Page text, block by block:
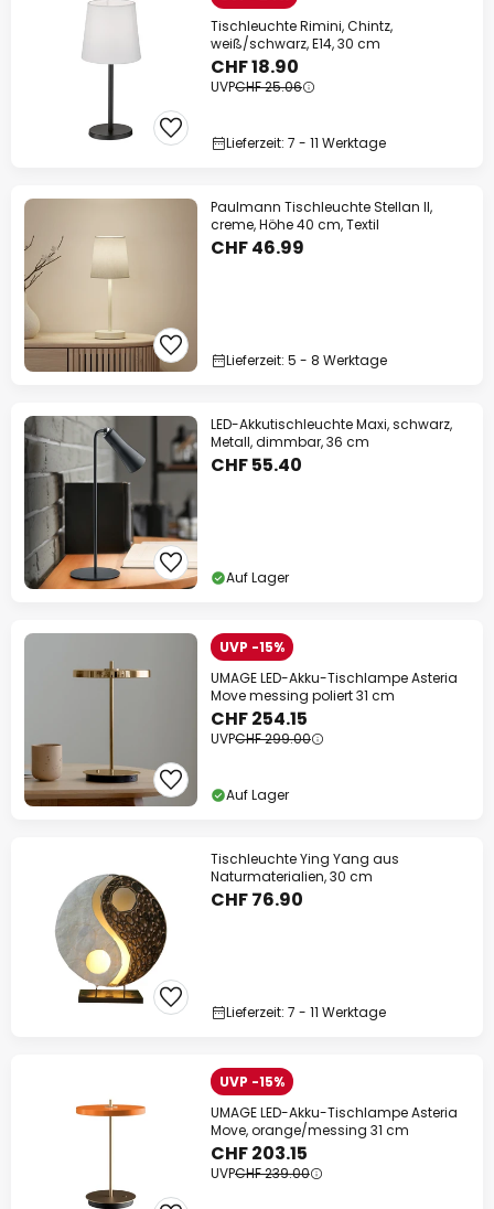
Tischleuchte Rimini, Chintz,
weiß/schwarz, E14, 30 cm
CHF 18.90
UVPCHF 25.06
Lieferzeit: 7 - 11 Werktage
Paulmann Tischleuchte Stellan II,
creme, Höhe 40 cm, Textil
CHF 46.99
Lieferzeit: 5 - 8 Werktage
LED-Akkutischleuchte Maxi, schwarz,
Metall, dimmbar, 36 cm
CHF 55.40
Auf Lager
UVP -15%
UMAGE LED-Akku-Tischlampe Asteria
Move messing poliert 31 cm
CHF 254.15
UVPCHF 299.00
Auf Lager
Tischleuchte Ying Yang aus
Naturmaterialien, 30 cm
CHF 76.90
Lieferzeit: 7 - 11 Werktage
UVP -15%
UMAGE LED-Akku-Tischlampe Asteria
Move, orange/messing 31 cm
CHF 203.15
UVPCHF 239.00